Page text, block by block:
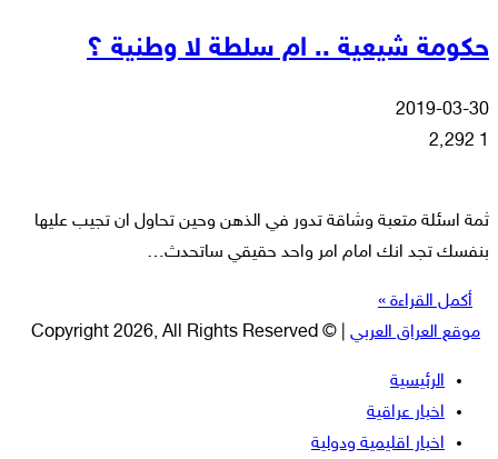
حكومة شيعية .. ام سلطة لا وطنية ؟
2019-03-30
1
ثمة اسئلة متعبة وشاقة تدور في الذهن وحين تحاول ان تجيب عليها
بنفسك تجد انك امام امر واحد حقيقي ساتحدث…
أكمل القراءة »
موقع العراق العربي | © Copyright 2026, All Rights Reserved
الرئيسية
اخبار عراقية
اخبار اقليمية ودولية